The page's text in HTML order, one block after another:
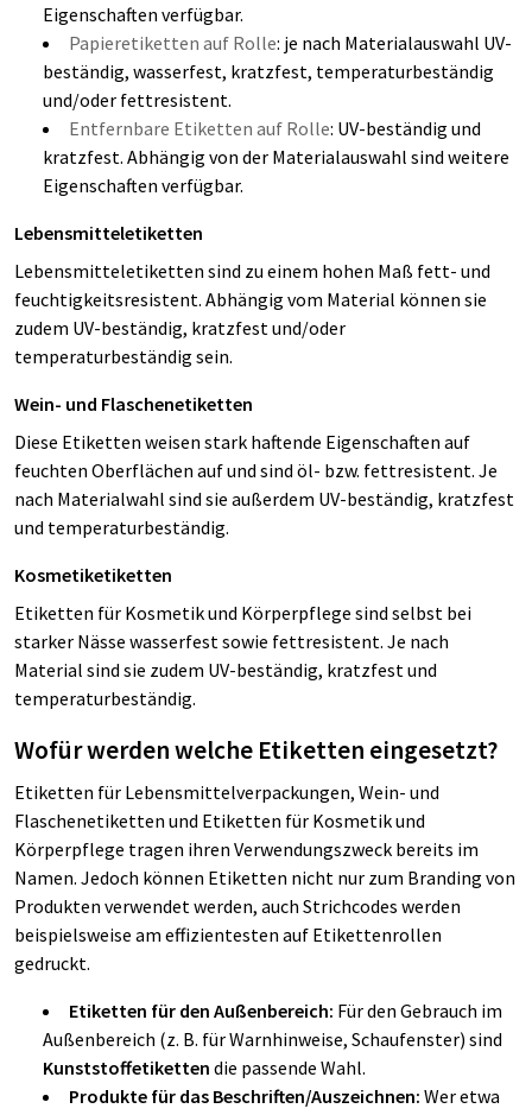
Eigenschaften verfügbar.
Papieretiketten auf Rolle: je nach Materialauswahl UV-
beständig, wasserfest, kratzfest, temperaturbeständig
und/oder fettresistent.
Entfernbare Etiketten auf Rolle: UV-beständig und
kratzfest. Abhängig von der Materialauswahl sind weitere
Eigenschaften verfügbar.
Lebensmitteletiketten
Lebensmitteletiketten sind zu einem hohen Maß fett- und
feuchtigkeitsresistent. Abhängig vom Material können sie
zudem UV-beständig, kratzfest und/oder
temperaturbeständig sein.
Wein- und Flaschenetiketten
Diese Etiketten weisen stark haftende Eigenschaften auf
feuchten Oberflächen auf und sind öl- bzw. fettresistent. Je
nach Materialwahl sind sie außerdem UV-beständig, kratzfest
und temperaturbeständig.
Kosmetiketiketten
Etiketten für Kosmetik und Körperpflege sind selbst bei
starker Nässe wasserfest sowie fettresistent. Je nach
Material sind sie zudem UV-beständig, kratzfest und
temperaturbeständig.
Wofür werden welche Etiketten eingesetzt?
Etiketten für Lebensmittelverpackungen, Wein- und
Flaschenetiketten und Etiketten für Kosmetik und
Körperpflege tragen ihren Verwendungszweck bereits im
Namen. Jedoch können Etiketten nicht nur zum Branding von
Produkten verwendet werden, auch Strichcodes werden
beispielsweise am effizientesten auf Etikettenrollen
gedruckt.
Etiketten für den Außenbereich: Für den Gebrauch im
Außenbereich (z. B. für Warnhinweise, Schaufenster) sind
Kunststoffetiketten die passende Wahl.
Produkte für das Beschriften/Auszeichnen: Wer etwa